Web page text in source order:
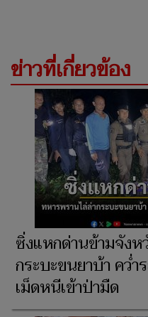
ข่าวที่เกี่ยวข้อง
ซิ่งแหกด่านข้ามจัง
กระบะขนยาบ้า คว่
เม็ดหนีเข้าป่ามืด